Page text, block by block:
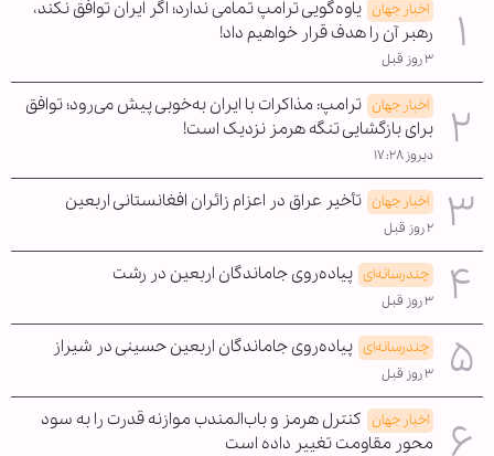
اخبار جهان یاوه‌گویی ترامپ تمامی ندارد؛ اگر ایران توافق نکند،
رهبر آن را هدف قرار خواهیم داد!
۳ روز قبل
اخبار جهان ترامپ: مذاکرات با ایران به‌خوبی پیش می‌رود؛ توافق
برای بازگشایی تنگه هرمز نزدیک است!
دیروز ۱۷:۲۸
اخبار جهان تأخیر عراق در اعزام زائران افغانستانی اربعین
۲ روز قبل
چندرسانه‌ای پیاده‌روی جاماندگان اربعین در رشت
۳ روز قبل
چندرسانه‌ای پیاده‌روی جاماندگان اربعین حسینی در شیراز
۳ روز قبل
اخبار جهان کنترل هرمز و باب‌المندب موازنه قدرت را به سود
محور مقاومت تغییر داده است